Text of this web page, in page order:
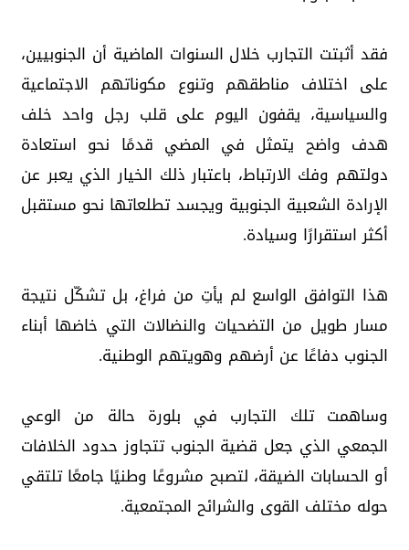
فقد أثبتت التجارب خلال السنوات الماضية أن الجنوبيين،
على اختلاف مناطقهم وتنوع مكوناتهم الاجتماعية
والسياسية، يقفون اليوم على قلب رجل واحد خلف
هدف واضح يتمثل في المضي قدمًا نحو استعادة
دولتهم وفك الارتباط، باعتبار ذلك الخيار الذي يعبر عن
الإرادة الشعبية الجنوبية ويجسد تطلعاتها نحو مستقبل
أكثر استقرارًا وسيادة.
هذا التوافق الواسع لم يأتِ من فراغ، بل تشكّل نتيجة
مسار طويل من التضحيات والنضالات التي خاضها أبناء
الجنوب دفاعًا عن أرضهم وهويتهم الوطنية.
وساهمت تلك التجارب في بلورة حالة من الوعي
الجمعي الذي جعل قضية الجنوب تتجاوز حدود الخلافات
أو الحسابات الضيقة، لتصبح مشروعًا وطنيًا جامعًا تلتقي
حوله مختلف القوى والشرائح المجتمعية.